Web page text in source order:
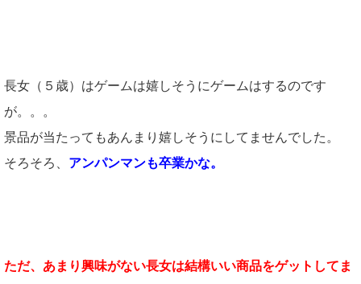
長女（５歳）はゲームは嬉しそうにゲームはするのです
が。。。
景品が当たってもあんまり嬉しそうにしてませんでした。
そろそろ、 アンパンマンも卒業かな。
ただ、あまり興味がない長女は結構いい商品をゲットしてま